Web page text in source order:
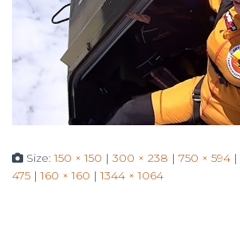
Size:150 × 150 | 300 × 238 | 750 × 594 |
475 | 160 × 160 | 1344 × 1064